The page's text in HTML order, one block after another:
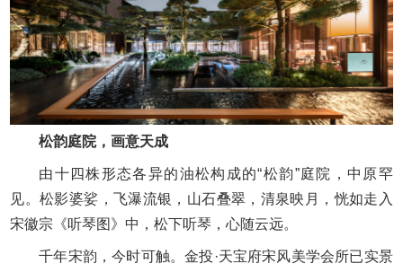
松韵庭院，画意天成
由十四株形态各异的油松构成的“松韵”庭院，中原罕
见。松影婆娑，飞瀑流银，山石叠翠，清泉映月，恍如走入
宋徽宗《听琴图》中，松下听琴，心随云远。
千年宋韵，今时可触。金投·天宝府宋风美学会所已实景